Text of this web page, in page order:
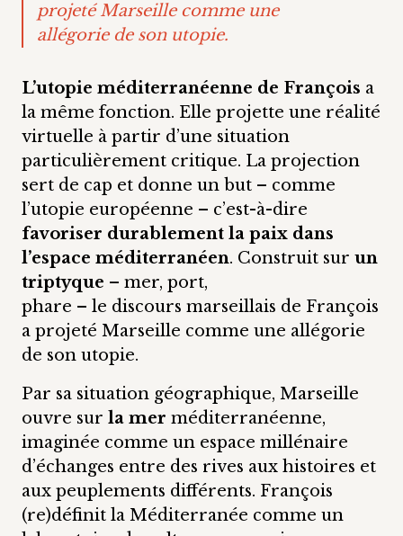
projeté Marseille comme une
allégorie de son utopie.
L’utopie méditerranéenne de François a
la même fonction. Elle projette une réalité
virtuelle à partir d’une situation
particulièrement critique. La projection
sert de cap et donne un but – comme
l’utopie européenne – c’est-à-dire
favoriser durablement la paix dans
l’espace méditerranéen. Construit sur un
triptyque – mer, port,
phare – le discours marseillais de François
a projeté Marseille comme une allégorie
de son utopie.
Par sa situation géographique, Marseille
ouvre sur la mer méditerranéenne,
imaginée comme un espace millénaire
d’échanges entre des rives aux histoires et
aux peuplements différents. François
(re)définit la Méditerranée comme un